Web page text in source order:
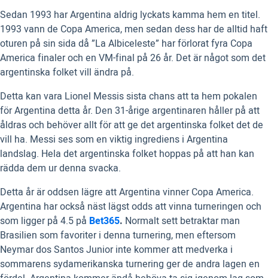
Sedan 1993 har Argentina aldrig lyckats kamma hem en titel.
1993 vann de Copa America, men sedan dess har de alltid haft
oturen på sin sida då ”La Albiceleste” har förlorat fyra Copa
America finaler och en VM-final på 26 år. Det är något som det
argentinska folket vill ändra på.
Detta kan vara Lionel Messis sista chans att ta hem pokalen
för Argentina detta år. Den 31-årige argentinaren håller på att
åldras och behöver allt för att ge det argentinska folket det de
vill ha. Messi ses som en viktig ingrediens i Argentina
landslag. Hela det argentinska folket hoppas på att han kan
rädda dem ur denna svacka.
Detta år är oddsen lägre att Argentina vinner Copa America.
Argentina har också näst lägst odds att vinna turneringen och
som ligger på 4.5 på Bet365. Normalt sett betraktar man
Brasilien som favoriter i denna turnering, men eftersom
Neymar dos Santos Junior inte kommer att medverka i
sommarens sydamerikanska turnering ger de andra lagen en